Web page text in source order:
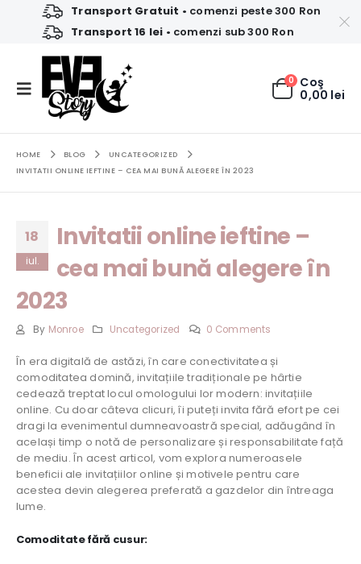
Transport Gratuit • comenzi peste 300 Ron
Transport 16 lei • comenzi sub 300 Ron
0 Coş
0,00 lei
HOME BLOG
UNCATEGORIZED
INVITATII ONLINE IEFTINE – CEA MAI BUNĂ ALEGERE ÎN 2023
18
iul.
Invitatii online ieftine –
cea mai bună alegere în
2023
By Monroe Uncategorized 0 Comments
În era digitală de astăzi, în care conectivitatea și
comoditatea domină, invitațiile tradiționale pe hârtie
cedează treptat locul omologului lor modern: invitațiile
online. Cu doar câteva clicuri, îi puteți invita fără efort pe cei
dragi la evenimentul dumneavoastră special, adăugând în
același timp o notă de personalizare și responsabilitate față
de mediu. În acest articol, vom explora numeroasele
beneficii ale invitațiilor online și motivele pentru care
acestea devin alegerea preferată a gazdelor din întreaga
lume.
Comoditate fără cusur: